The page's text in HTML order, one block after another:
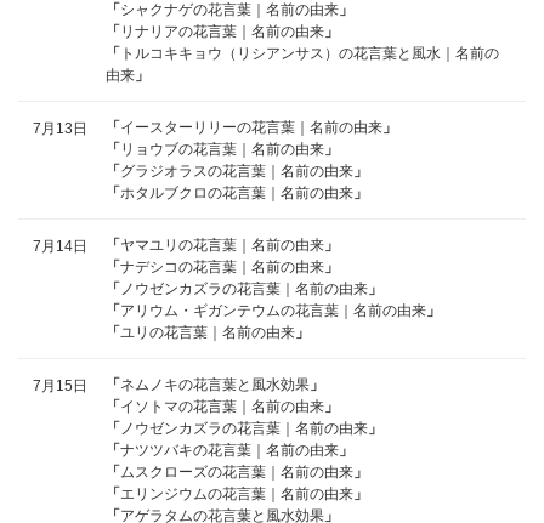
「 シャクナゲの花言葉｜名前の由来 」
「 リナリアの花言葉｜名前の由来 」
「 トルコキキョウ（リシアンサス）の花言葉と風水｜名前の
由来 」
7月13日 「 イースターリリーの花言葉｜名前の由来 」
「 リョウブの花言葉｜名前の由来 」
「 グラジオラスの花言葉｜名前の由来 」
「 ホタルブクロの花言葉｜名前の由来 」
7月14日 「 ヤマユリの花言葉｜名前の由来 」
「 ナデシコの花言葉｜名前の由来 」
「 ノウゼンカズラの花言葉｜名前の由来 」
「 アリウム・ギガンテウムの花言葉｜名前の由来 」
「 ユリの花言葉｜名前の由来 」
7月15日 「 ネムノキの花言葉と風水効果 」
「 イソトマの花言葉｜名前の由来 」
「 ノウゼンカズラの花言葉｜名前の由来 」
「 ナツツバキの花言葉｜名前の由来 」
「 ムスクローズの花言葉｜名前の由来 」
「 エリンジウムの花言葉｜名前の由来 」
「 アゲラタムの花言葉と風水効果 」